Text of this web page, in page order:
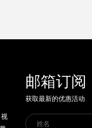
邮箱订阅
获取最新的优惠活动